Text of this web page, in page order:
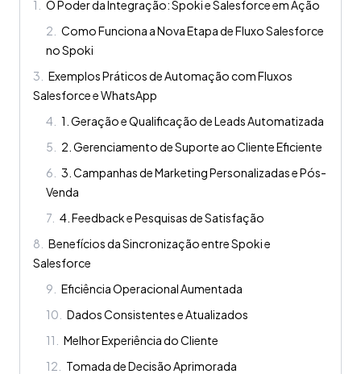
1
O Poder da Integração: Spoki e Salesforce em Ação
2
Como Funciona a Nova Etapa de Fluxo Salesforce
no Spoki
3
Exemplos Práticos de Automação com Fluxos
Salesforce e WhatsApp
4
1. Geração e Qualificação de Leads Automatizada
5
2. Gerenciamento de Suporte ao Cliente Eficiente
6
3. Campanhas de Marketing Personalizadas e Pós-
Venda
7 4. Feedback e Pesquisas de Satisfação
8
Benefícios da Sincronização entre Spoki e
Salesforce
9
Eficiência Operacional Aumentada
10
Dados Consistentes e Atualizados
11
Melhor Experiência do Cliente
12
Tomada de Decisão Aprimorada